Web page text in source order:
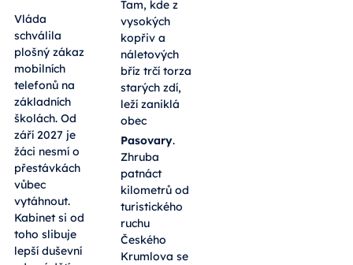
Vláda
schválila
plošný zákaz
mobilních
telefonů na
základních
školách. Od
září 2027 je
žáci nesmí o
přestávkách
vůbec
vytáhnout.
Kabinet si od
toho slibuje
lepší duševní
Tam, kde z
vysokých
kopřiv a
náletových
bříz trčí torza
starých zdí,
leží zaniklá
obec
Pasovary.
Zhruba
patnáct
kilometrů od
turistického
ruchu
Českého
Krumlova se